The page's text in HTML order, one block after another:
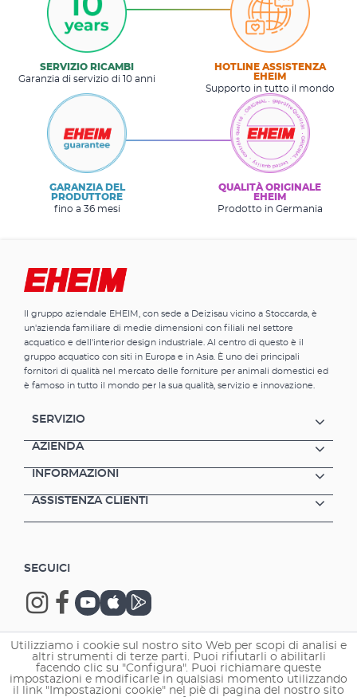
SERVIZIO RICAMBI
Garanzia di servizio di 10 anni
HOTLINE ASSISTENZA
EHEIM
Supporto in tutto il mondo
GARANZIA DEL
PRODUTTORE
fino a 36 mesi
QUALITÀ ORIGINALE
EHEIM
Prodotto in Germania
Il gruppo aziendale EHEIM, con sede a Deizisau vicino a Stoccarda, è
un'azienda familiare di medie dimensioni con filiali nel settore
acquatico e dell'interior design industriale. Al centro di questo è il
gruppo acquatico con siti in Europa e in Asia. È uno dei principali
fornitori di qualità nel mercato delle forniture per animali domestici ed
è famoso in tutto il mondo per la sua qualità, servizio e innovazione.
SERVIZIO
AZIENDA
INFORMAZIONI
ASSISTENZA CLIENTI
SEGUICI
Copyright © 2026 EHEIM GmbH & Co. KG.
Utilizziamo i cookie sul nostro sito Web per scopi di analisi e
altri strumenti di terze parti. Puoi rifiutarli o abilitarli
facendo clic su "Configura". Puoi richiamare queste
impostazioni e modificarle in qualsiasi momento utilizzando
il link "Impostazioni cookie" nel piè di pagina del nostro sito